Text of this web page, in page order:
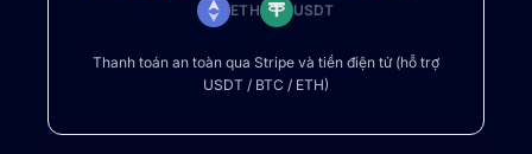
ETH USDT
Thanh toán an toàn qua Stripe và tiền điện tử (hỗ trợ
USDT / BTC / ETH)